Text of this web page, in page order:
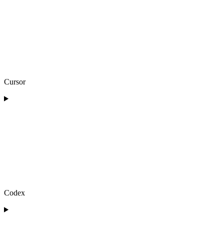
Cursor
Codex